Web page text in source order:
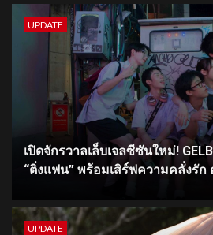
UPDATE
เปิดจักรวาลเล็บเจลซีซันใหม่!
“ติ่งแฟน” พร้อมเสิร์ฟความคลั่งรัก
UPDATE